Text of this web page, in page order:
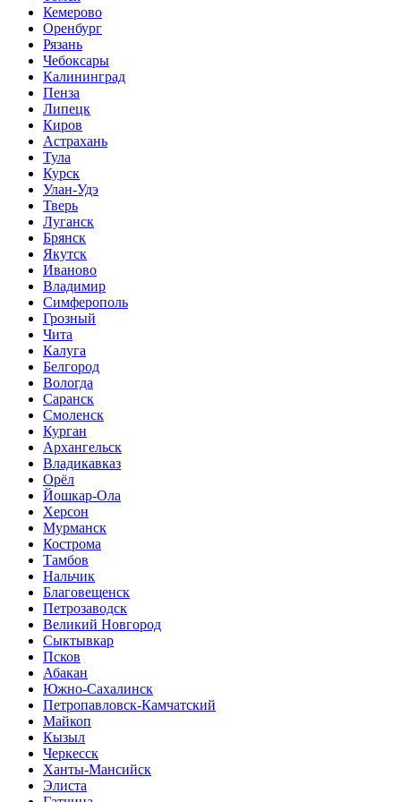
Кемерово
Оренбург
Рязань
Чебоксары
Калининград
Пенза
Липецк
Киров
Астрахань
Тула
Курск
Улан-Удэ
Тверь
Луганск
Брянск
Якутск
Иваново
Владимир
Симферополь
Грозный
Чита
Калуга
Белгород
Вологда
Саранск
Смоленск
Курган
Архангельск
Владикавказ
Орёл
Йошкар-Ола
Херсон
Мурманск
Кострома
Тамбов
Нальчик
Благовещенск
Петрозаводск
Великий Новгород
Сыктывкар
Псков
Абакан
Южно-Сахалинск
Петропавловск-Камчатский
Майкоп
Кызыл
Черкесск
Ханты-Мансийск
Элиста